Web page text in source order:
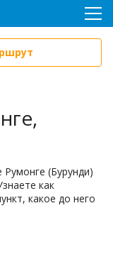
(Бурунди)
как
какое до него